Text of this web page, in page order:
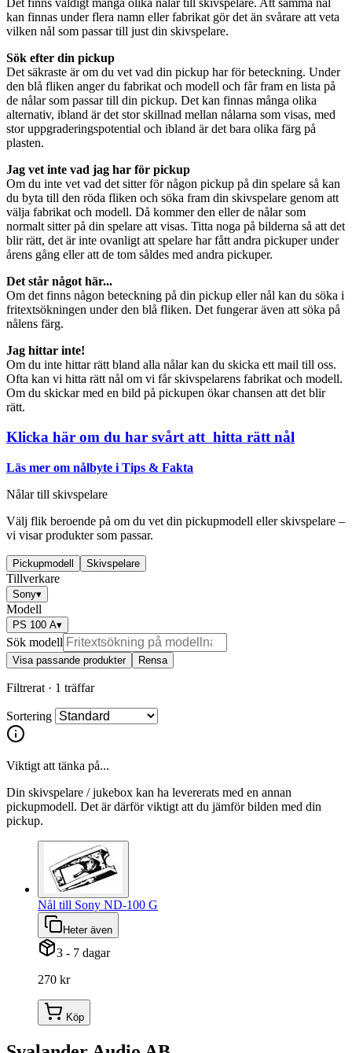
kan finnas under flera namn eller fabrikat gör det än svårare att veta
vilken nål som passar till just din skivspelare.
Sök efter din pickup
Det säkraste är om du vet vad din pickup har för beteckning. Under
den blå fliken anger du fabrikat och modell och får fram en lista på
de nålar som passar till din pickup. Det kan finnas många olika
alternativ, ibland är det stor skillnad mellan nålarna som visas, med
stor uppgraderingspotential och ibland är det bara olika färg på
plasten.
Jag vet inte vad jag har för pickup
Om du inte vet vad det sitter för någon pickup på din spelare så kan
du byta till den röda fliken och söka fram din skivspelare genom att
välja fabrikat och modell. Då kommer den eller de nålar som
normalt sitter på din spelare att visas. Titta noga på bilderna så att det
blir rätt, det är inte ovanligt att spelare har fått andra pickuper under
årens gång eller att de tom såldes med andra pickuper.
Det står något här...
Om det finns någon beteckning på din pickup eller nål kan du söka i
fritextsökningen under den blå fliken. Det fungerar även att söka på
nålens färg.
Jag hittar inte!
Om du inte hittar rätt bland alla nålar kan du skicka ett mail till oss.
Ofta kan vi hitta rätt nål om vi får skivspelarens fabrikat och modell.
Om du skickar med en bild på pickupen ökar chansen att det blir
rätt.
Klicka här om du har svårt att hitta rätt nål
Läs mer om nålbyte i Tips & Fakta
Nålar till skivspelare
Välj flik beroende på om du vet din pickupmodell eller skivspelare –
vi visar produkter som passar.
Pickupmodell Skivspelare
Tillverkare
Sony▾
Modell
PS 100 A▾
Sök modell
Visa passande produkter Rensa
Filtrerat · 1 träffar
Sortering
Viktigt att tänka på...
Din skivspelare / jukebox kan ha levererats med en annan
pickupmodell. Det är därför viktigt att du jämför bilden med din
pickup.
Nål till Sony ND-100 G
Heter även
3 - 7 dagar
270 kr
Köp